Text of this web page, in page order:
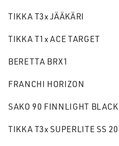
TIKKA T3x JÄÄKÄRI
TIKKA T1x ACE TARGET
BERETTA BRX1
FRANCHI HORIZON
SAKO 90 FINNLIGHT
TIKKA T3x SUPERLITE SS